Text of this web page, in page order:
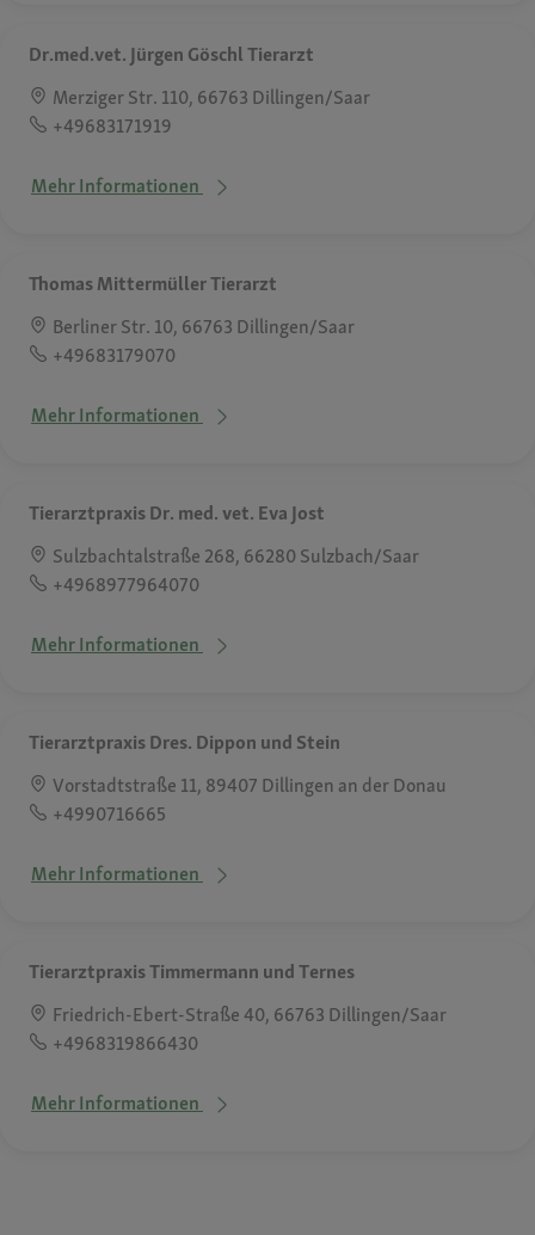
Dr.med.vet. Jürgen Göschl Tierarzt
Merziger Str. 110, 66763 Dillingen/Saar
+49683171919
Mehr Informationen
Thomas Mittermüller Tierarzt
Berliner Str. 10, 66763 Dillingen/Saar
+49683179070
Mehr Informationen
Tierarztpraxis Dr. med. vet. Eva Jost
Sulzbachtalstraße 268, 66280 Sulzbach/Saar
+4968977964070
Mehr Informationen
Tierarztpraxis Dres. Dippon und Stein
Vorstadtstraße 11, 89407 Dillingen an der Donau
+4990716665
Mehr Informationen
Tierarztpraxis Timmermann und Ternes
Friedrich-Ebert-Straße 40, 66763 Dillingen/Saar
+4968319866430
Mehr Informationen